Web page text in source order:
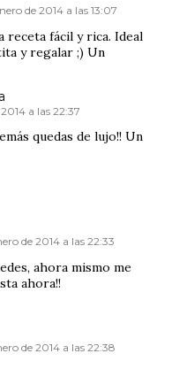
de 2014 a las 13:07
receta fácil y rica. Ideal
y regalar ;) Un
a las 22:37
quedas de lujo!! Un
de 2014 a las 22:33
ahora mismo me
ahora!!
de 2014 a las 22:38